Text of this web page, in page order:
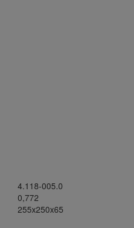
4.118-005.0
0,772
255x250x65